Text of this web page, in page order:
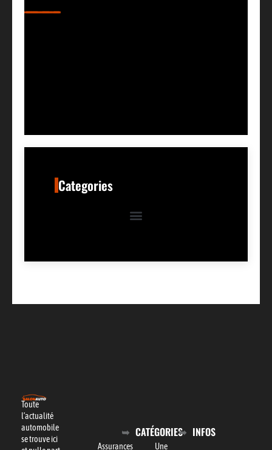
Categories
Toute
l’actualité
automobile
se trouve ici
CATÉGORIES
Assurances
INFOS
Une